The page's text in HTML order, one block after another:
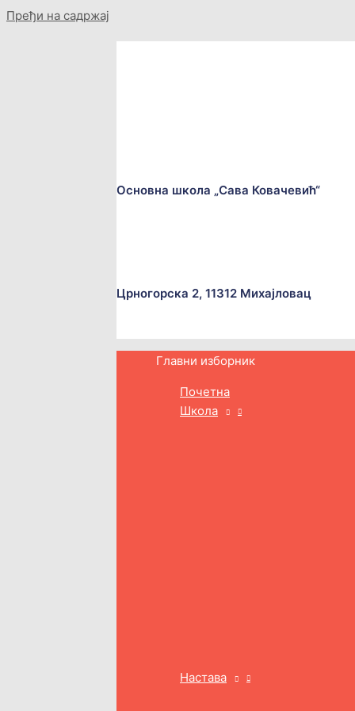
Пређи на садржај
Основна школа „Сава Ковачевић“
Црногорска 2, 11312 Михајловац
Главни изборник
Почетна
Школа
Настава